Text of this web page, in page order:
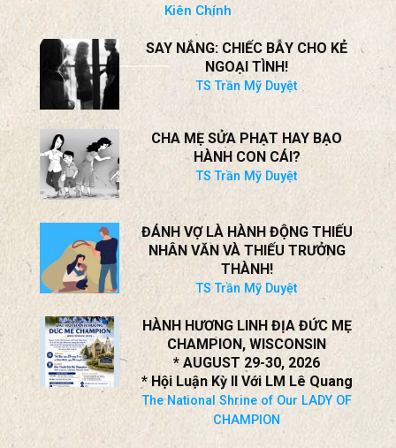
Kiên Chính
SAY NẮNG: CHIẾC BẪY CHO KẺ
NGOẠI TÌNH!
TS Trần Mỹ Duyệt
CHA MẸ SỬA PHẠT HAY BẠO
HÀNH CON CÁI?
TS Trần Mỹ Duyệt
ĐÁNH VỢ LÀ HÀNH ĐỘNG THIẾU
NHÂN VĂN VÀ THIẾU TRƯỞNG
THÀNH!
TS Trần Mỹ Duyệt
HÀNH HƯƠNG LINH ĐỊA ĐỨC MẸ
CHAMPION, WISCONSIN
* AUGUST 29-30, 2026
* Hội Luận Kỳ II Với LM Lê Quang
The National Shrine of Our LADY OF
CHAMPION